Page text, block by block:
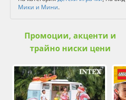
Мики и Мини.
Промоции, акценти и
трайно ниски цени